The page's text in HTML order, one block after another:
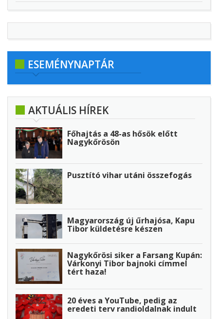
ESEMÉNYNAPTÁR
AKTUÁLIS HÍREK
Főhajtás a 48-as hősök előtt
Nagykőrösön
Pusztító vihar utáni összefogás
Magyarország új űrhajósa, Kapu
Tibor küldetésre készen
Nagykőrösi siker a Farsang Kupán:
Várkonyi Tibor bajnoki címmel
tért haza!
20 éves a YouTube, pedig az
eredeti terv randioldalnak indult